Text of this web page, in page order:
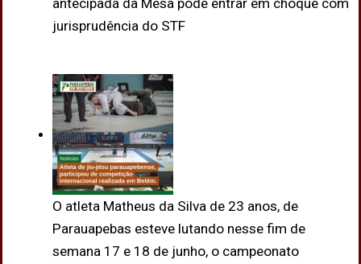
antecipada da Mesa pode entrar em choque com
jurisprudência do STF
O atleta Matheus da Silva de 23 anos, de
Parauapebas esteve lutando nesse fim de
semana 17 e 18 de junho, o campeonato